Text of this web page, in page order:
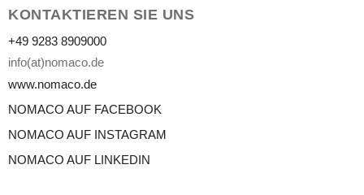
KONTAKTIEREN SIE UNS
+49 9283 8909000
info(at)nomaco.de
www.nomaco.de
NOMACO AUF FACEBOOK
NOMACO AUF INSTAGRAM
NOMACO AUF LINKEDIN